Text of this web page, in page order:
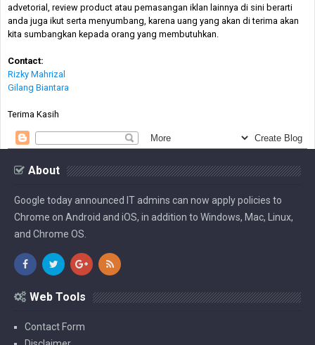
advetorial, review product atau pemasangan iklan lainnya di sini berarti
anda juga ikut serta menyumbang, karena uang yang akan di terima akan
kita sumbangkan kepada orang yang membutuhkan.
Contact:
Rizky Mahrizal
Gilang Biantara
Terima Kasih
About
Google today announced IT admins can now apply policies to
Chrome on Android and iOS, in addition to Windows, Mac, Linux,
and Chrome OS.
Web Tools
Contact Form